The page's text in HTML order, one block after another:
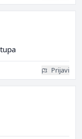
Prijavi